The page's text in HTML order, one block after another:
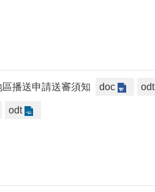
播送申請送審須知 doc odt
odt